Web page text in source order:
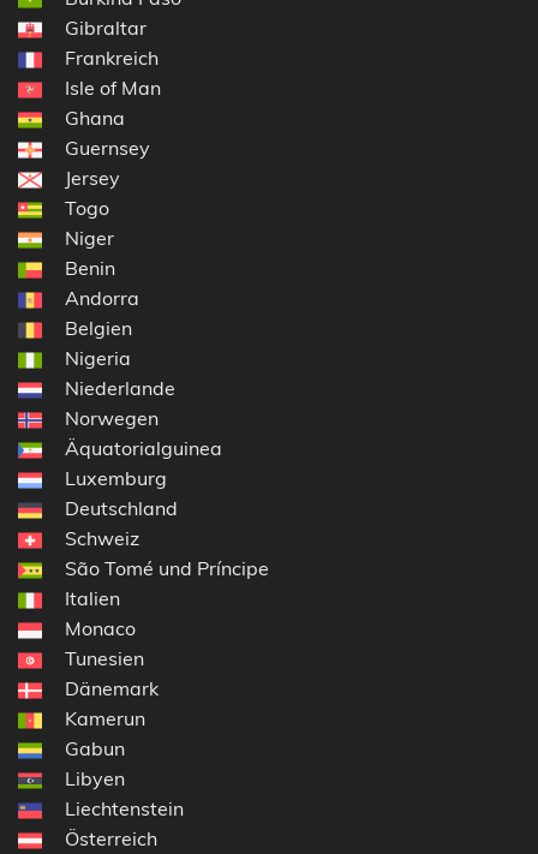
Gibraltar
Frankreich
Isle of Man
Ghana
Guernsey
Jersey
Togo
Niger
Benin
Andorra
Belgien
Nigeria
Niederlande
Norwegen
Äquatorialguinea
Luxemburg
Deutschland
Schweiz
São Tomé und Príncipe
Italien
Monaco
Tunesien
Dänemark
Kamerun
Gabun
Libyen
Liechtenstein
Österreich